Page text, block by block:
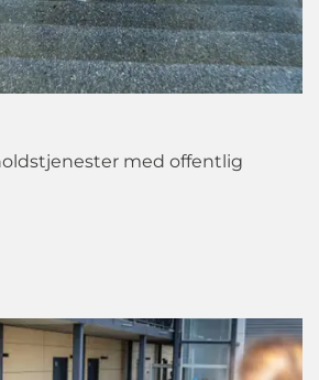
med offentlig